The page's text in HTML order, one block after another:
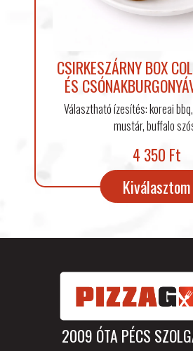
CSIRKESZÁRNY BOX
ÉS
Választható ízesítés: koreai
mustár, buffalo
4 350 Ft
Kiválasztom
2009 ÓTA PÉCS